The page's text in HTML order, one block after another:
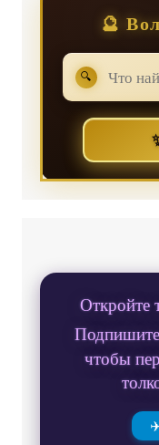
🔮
🔍
Откройте
чтобы